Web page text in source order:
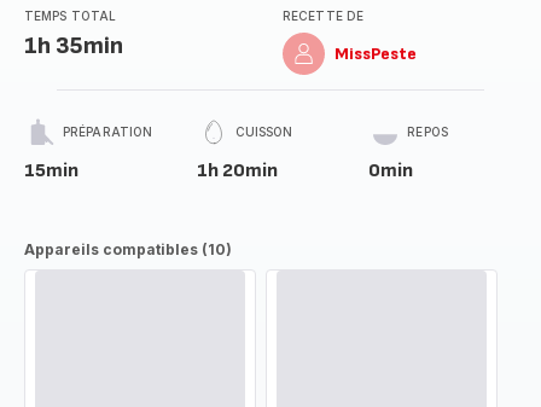
TEMPS TOTAL
1h 35min
RECETTE DE
MissPeste
PRÉPARATION
15min
CUISSON
1h 20min
REPOS
0min
Appareils compatibles (10)